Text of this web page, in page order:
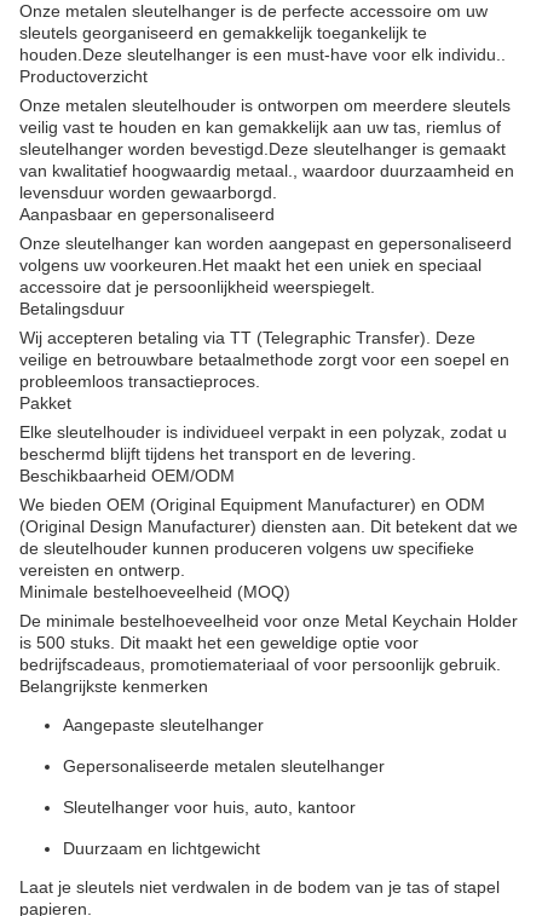
Onze metalen sleutelhanger is de perfecte accessoire om uw
sleutels georganiseerd en gemakkelijk toegankelijk te
houden.Deze sleutelhanger is een must-have voor elk individu..
Productoverzicht
Onze metalen sleutelhouder is ontworpen om meerdere sleutels
veilig vast te houden en kan gemakkelijk aan uw tas, riemlus of
sleutelhanger worden bevestigd.Deze sleutelhanger is gemaakt
van kwalitatief hoogwaardig metaal., waardoor duurzaamheid en
levensduur worden gewaarborgd.
Aanpasbaar en gepersonaliseerd
Onze sleutelhanger kan worden aangepast en gepersonaliseerd
volgens uw voorkeuren.Het maakt het een uniek en speciaal
accessoire dat je persoonlijkheid weerspiegelt.
Betalingsduur
Wij accepteren betaling via TT (Telegraphic Transfer). Deze
veilige en betrouwbare betaalmethode zorgt voor een soepel en
probleemloos transactieproces.
Pakket
Elke sleutelhouder is individueel verpakt in een polyzak, zodat u
beschermd blijft tijdens het transport en de levering.
Beschikbaarheid OEM/ODM
We bieden OEM (Original Equipment Manufacturer) en ODM
(Original Design Manufacturer) diensten aan. Dit betekent dat we
de sleutelhouder kunnen produceren volgens uw specifieke
vereisten en ontwerp.
Minimale bestelhoeveelheid (MOQ)
De minimale bestelhoeveelheid voor onze Metal Keychain Holder
is 500 stuks. Dit maakt het een geweldige optie voor
bedrijfscadeaus, promotiemateriaal of voor persoonlijk gebruik.
Belangrijkste kenmerken
Aangepaste sleutelhanger
Gepersonaliseerde metalen sleutelhanger
Sleutelhanger voor huis, auto, kantoor
Duurzaam en lichtgewicht
Laat je sleutels niet verdwalen in de bodem van je tas of stapel
papieren.